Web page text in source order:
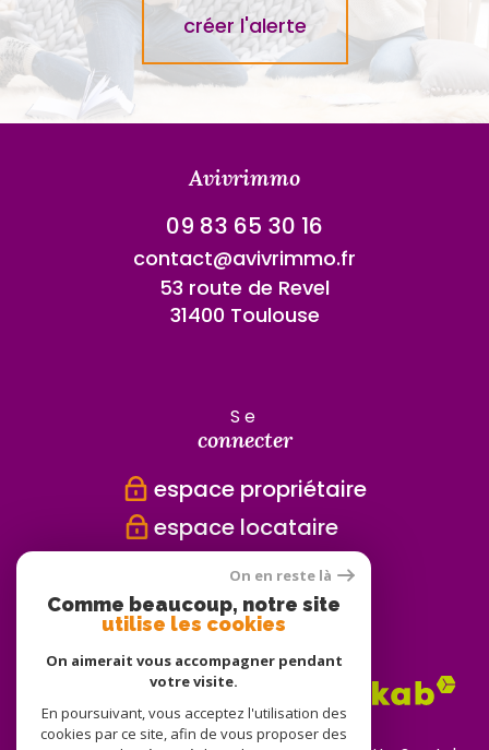
créer l'alerte
Avivrimmo
09 83 65 30 16
contact@avivrimmo.fr
53 route de Revel
31400 Toulouse
se
connecter
espace propriétaire
espace locataire
nous
adhérons
On en reste là
Comme beaucoup, notre site
utilise les cookies
On aimerait vous accompagner pendant
votre visite.
En poursuivant, vous acceptez l'utilisation des
cookies par ce site, afin de vous proposer des